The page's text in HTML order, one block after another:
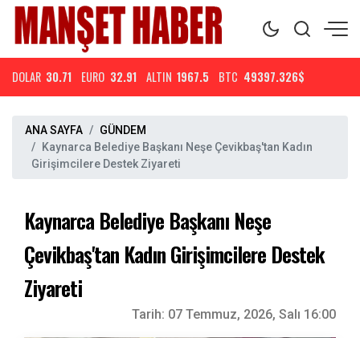
DOLAR 30.71 EURO 32.91 ALTIN 1967.5 BTC 49397.326$
ANA SAYFA
GÜNDEM
Kaynarca Belediye Başkanı Neşe Çevikbaş'tan Kadın
Girişimcilere Destek Ziyareti
Kaynarca Belediye Başkanı Neşe
Çevikbaş'tan Kadın Girişimcilere Destek
Ziyareti
Tarih: 07 Temmuz, 2026, Salı 16:00